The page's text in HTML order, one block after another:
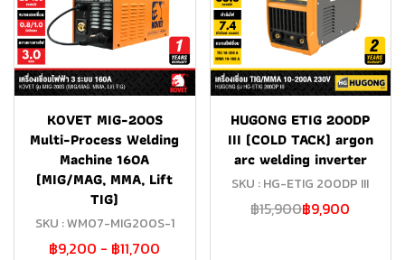
KOVET MIG-200S
Multi-Process Welding
Machine 160A
(MIG/MAG, MMA, Lift
TIG)
SKU : WM07-MIG200S-1
฿9,200 - ฿11,700
HUGONG ETIG 200DP
III (COLD TACK) argon
arc welding inverter
SKU : HG-ETIG 200DP III
฿15,900฿9,900